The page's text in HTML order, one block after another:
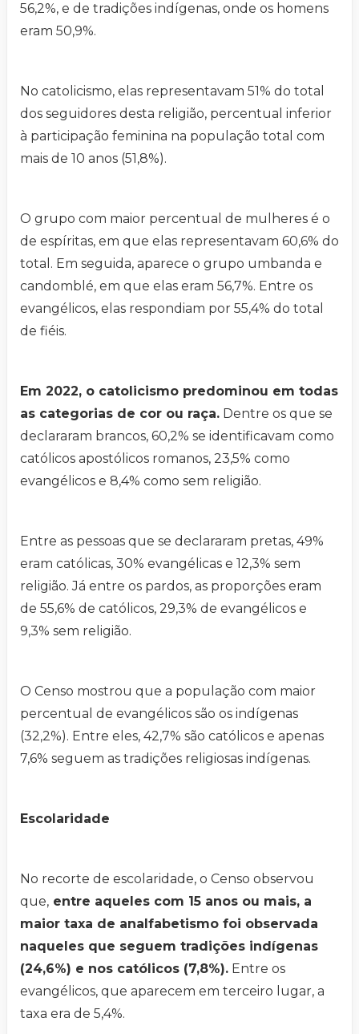
56,2%, e de tradições indígenas, onde os homens
eram 50,9%.
No catolicismo, elas representavam 51% do total
dos seguidores desta religião, percentual inferior
à participação feminina na população total com
mais de 10 anos (51,8%).
O grupo com maior percentual de mulheres é o
de espíritas, em que elas representavam 60,6% do
total. Em seguida, aparece o grupo umbanda e
candomblé, em que elas eram 56,7%. Entre os
evangélicos, elas respondiam por 55,4% do total
de fiéis.
Em 2022, o catolicismo predominou em todas
as categorias de cor ou raça. Dentre os que se
declararam brancos, 60,2% se identificavam como
católicos apostólicos romanos, 23,5% como
evangélicos e 8,4% como sem religião.
Entre as pessoas que se declararam pretas, 49%
eram católicas, 30% evangélicas e 12,3% sem
religião. Já entre os pardos, as proporções eram
de 55,6% de católicos, 29,3% de evangélicos e
9,3% sem religião.
O Censo mostrou que a população com maior
percentual de evangélicos são os indígenas
(32,2%). Entre eles, 42,7% são católicos e apenas
7,6% seguem as tradições religiosas indígenas.
Escolaridade
No recorte de escolaridade, o Censo observou
que, entre aqueles com 15 anos ou mais, a
maior taxa de analfabetismo foi observada
naqueles que seguem tradições indígenas
(24,6%) e nos católicos (7,8%). Entre os
evangélicos, que aparecem em terceiro lugar, a
taxa era de 5,4%.